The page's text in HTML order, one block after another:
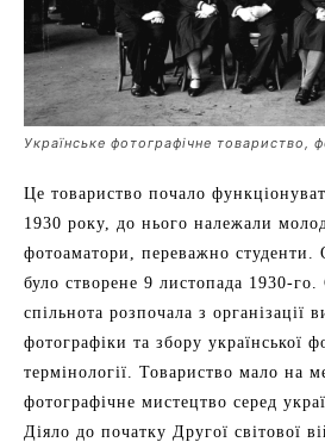
Українське фотографічне товариство,
Це товариство почало
1930 року, до нього належали
фотоаматори, переважно студенти.
було створене 9 листопада 1930-го.
спільнота розпочала з організації
фотографіки та збору української
термінології. Товариство мало на
фотографічне мистецтво серед
Діяло до початку Другої світової